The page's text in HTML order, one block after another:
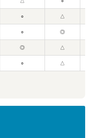
○ △
○ ◎
◎ △
○ △